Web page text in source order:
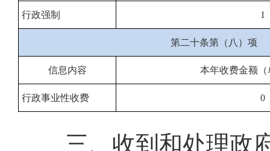
行政强制 1
第二十条第（八）项
信息内容 本年收费金额
行政事业性收费 0
三、收到和处理政